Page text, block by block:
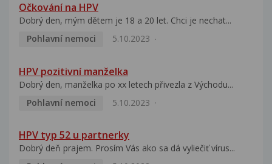
Očkování na HPV
Dobrý den, mým dětem je 18 a 20 let. Chci je nechat...
Pohlavní nemoci
5.10.2023
HPV pozitivní manželka
Dobrý den, manželka po xx letech přivezla z Východu...
Pohlavní nemoci
5.10.2023
HPV typ 52 u partnerky
Dobrý deň prajem. Prosím Vás ako sa dá vyliečiť vírus...